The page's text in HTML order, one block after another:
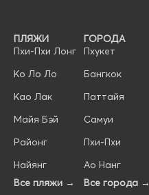
ПЛЯЖИ
Пхи-Пхи Лонг
Ко Ло Ло
Као Лак
Майя Бэй
Районг
Найянг
Все пляжи →
ГОРОДА
Пхукет
Бангкок
Паттайя
Самуи
Пхи-Пхи
Ао Нанг
Все города →